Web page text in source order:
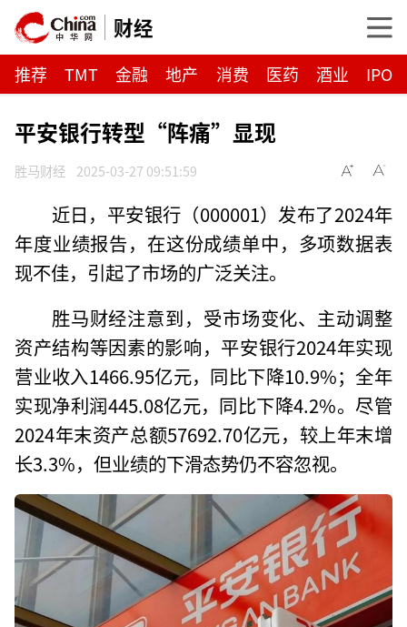
财经
推荐 TMT 金融 地产 消费 医药 酒业 IPO
平安银行转型“阵痛”显现
胜马财经 2025-03-27 09:51:59
近日，平安银行（000001）发布了2024年
年度业绩报告，在这份成绩单中，多项数据表
现不佳，引起了市场的广泛关注。
胜马财经注意到，受市场变化、主动调整
资产结构等因素的影响，平安银行2024年实现
营业收入1466.95亿元，同比下降10.9%；全年
实现净利润445.08亿元，同比下降4.2%。尽管
2024年末资产总额57692.70亿元，较上年末增
长3.3%，但业绩的下滑态势仍不容忽视。